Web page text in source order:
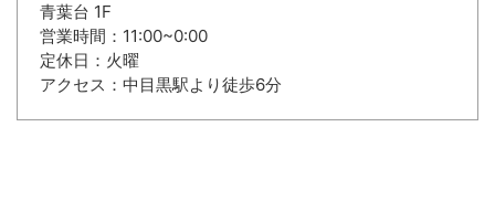
青葉台 1F
営業時間：11:00~0:00
定休日：火曜
アクセス：中目黒駅より徒歩6分